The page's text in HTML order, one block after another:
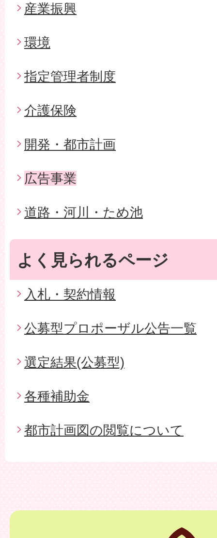
産業振興
環境
指定管理者制度
介護保険
開発・都市計画
広告事業
道路・河川・ため池
よく見られるページ
入札・契約情報
公募型プロポーザル公告一覧
選定結果(公募型)
各種補助金
都市計画図の閲覧について